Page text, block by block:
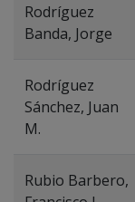
Rodríguez
Banda, Jorge
Rodríguez
Sánchez, Juan
M.
Rubio Barbero,